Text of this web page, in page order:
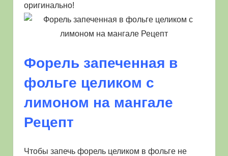
оригинально!
Форель запеченная в
фольге целиком с
лимоном на мангале
Рецепт
Чтобы запечь форель целиком в фольге не